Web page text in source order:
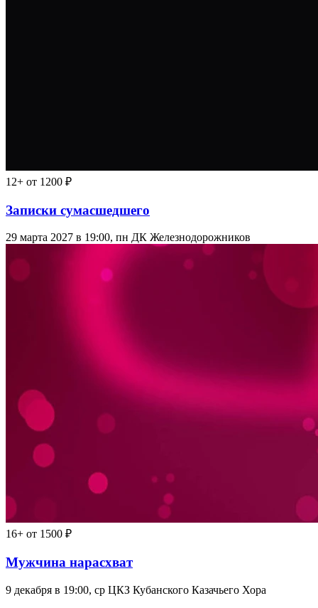
12+ от 1200 ₽
Записки сумасшедшего
29 марта 2027 в 19:00, пн ДК Железнодорожников
16+ от 1500 ₽
Мужчина нарасхват
9 декабря в 19:00, ср ЦКЗ Кубанского Казачьего Хора